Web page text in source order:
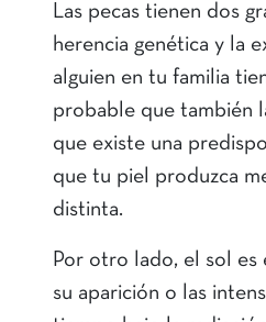
Las pecas tienen dos
herencia genética y la
alguien en tu familia
probable que también
que existe una
que tu piel produzca
distinta.
Por otro lado, el sol es
su aparición o las